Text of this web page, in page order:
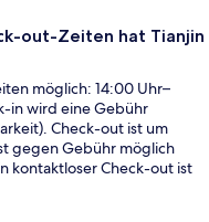
out-Zeiten hat Tianjin
möglich: 14:00 Uhr–
in wird eine Gebühr
Check-out ist um
gegen Gebühr möglich
kontaktloser Check-out ist